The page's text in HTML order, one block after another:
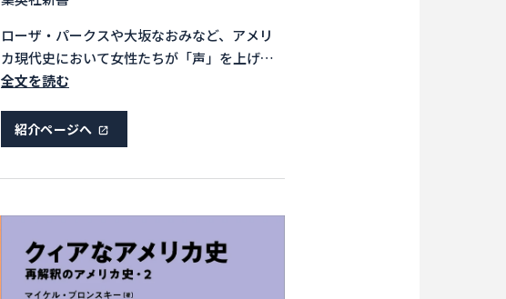
ローザ・パークスや大坂なおみなど、アメリ
カ現代史において女性たちが「声」を上げた
瞬間、その経緯・背景、余波を考察した本
全文を読む
紹介ページへ